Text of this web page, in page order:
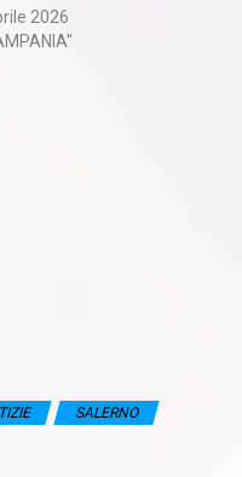
2026
SALERNO